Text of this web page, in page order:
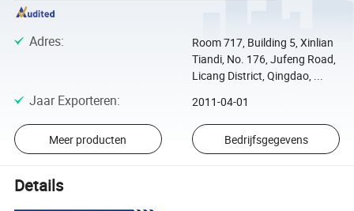
Adres:
Room 717, Building 5, Xinlian
Tiandi, No. 176, Jufeng Road,
Licang District, Qingdao, ...
Jaar Exporteren: 2011-04-01
Meer producten Bedrijfsgegevens
Details